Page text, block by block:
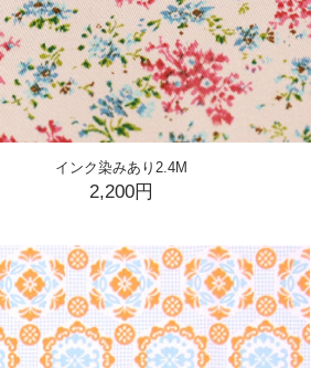
インク染みあり2.4M
2,200円